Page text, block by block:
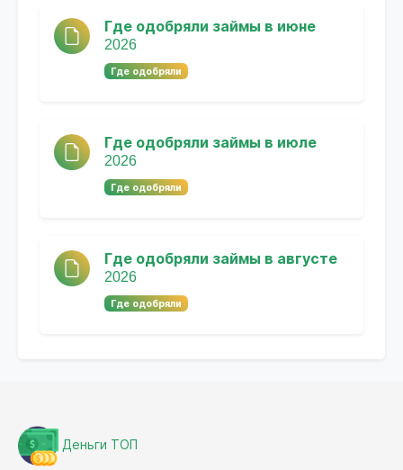
Где одобряли займы в июне
2026
Где одобряли
Где одобряли займы в июле
2026
Где одобряли
Где одобряли займы в августе
2026
Где одобряли
Деньги ТОП